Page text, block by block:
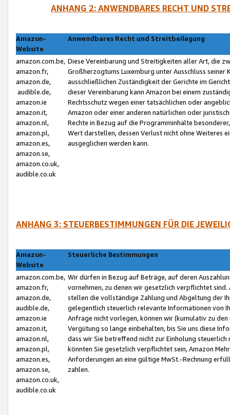
ANHANG 2: ANWENDBARES RECHT UND
Amazon-
Website
Anwendbares Recht und Streitbeilegung
amazon.com.be,
amazon.fr,
amazon.de,
audible.de,
amazon.ie
amazon.it,
amazon.nl,
amazon.pl,
amazon.es,
amazon.se,
amazon.co.uk,
audible.co.uk
Diese Vereinbarung und Streitigkeiten aller Art, die
Großherzogtums Luxemburg unter Ausschluss
ausschließlichen Zuständigkeit der Gerichte im
dieser Vereinbarung kann Amazon bei einem
Rechtsschutz wegen einer tatsächlichen oder
Amazon oder einer anderen natürlichen oder
Rechte in Bezug auf die Programminhalte
Wert darstellen, dessen Verlust nicht ohne Weiteres
ausgeglichen werden kann.
ANHANG 3: STEUERBESTIMMUNGEN FÜR DIE
Amazon-
Website
Steuerliche Bestimmungen
amazon.com.be,
amazon.fr,
amazon.de,
audible.de,
amazon.ie
amazon.it,
amazon.nl,
amazon.pl,
amazon.es,
amazon.se,
amazon.co.uk,
audible.co.uk
Wir dürfen in Bezug auf Beträge, auf deren
vornehmen, zu denen wir gesetzlich verpflichtet
stellen die vollständige Zahlung und Abgeltung der
gelegentlich steuerlich relevante Informationen von
Anfrage nicht vorlegen, können wir (kumulativ zu
Vergütung so lange einbehalten, bis Sie uns diese
dass wir Sie betreffend nicht zur Einholung
könnten Sie gesetzlich verpflichtet sein, Amazon
Anforderungen an eine gültige MwSt.-Rechnung
zahlen.